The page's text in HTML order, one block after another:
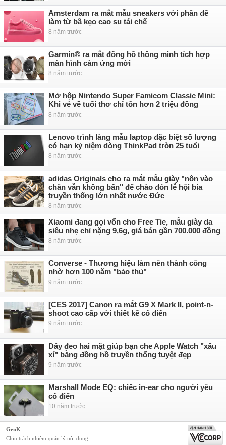
Amsterdam ra mắt mẫu sneakers với phần đế
làm từ bã kẹo cao su tái chế
8 năm trước
Garmin® ra mắt đồng hồ thông minh tích hợp
màn hình cảm ứng mới
8 năm trước
Mở hộp Nintendo Super Famicom Classic Mini:
Khi vé về tuổi thơ chỉ tốn hơn 2 triệu đồng
8 năm trước
Lenovo trình làng mẫu laptop đặc biệt số lượng
có hạn kỷ niệm dòng ThinkPad tròn 25 tuổi
8 năm trước
adidas Originals cho ra mắt mẫu giày "nôn vào
chân vẫn không bẩn" để chào đón lễ hội bia
truyền thống lớn nhất nước Đức
8 năm trước
Xiaomi đang gọi vốn cho Free Tie, mẫu giày da
siêu nhẹ chỉ nặng 9,6g, giá bán gần 700.000 đồng
8 năm trước
Converse - Thương hiệu làm nên thành công
nhờ hơn 100 năm "bảo thủ"
9 năm trước
[CES 2017] Canon ra mắt G9 X Mark II, point-n-
shoot cao cấp với thiết kế cổ điển
9 năm trước
Dây đeo hai mặt giúp bạn che Apple Watch "xấu
xí" bằng đồng hồ truyền thống tuyệt đẹp
9 năm trước
Marshall Mode EQ: chiếc in-ear cho người yêu
cổ điển
10 năm trước
GenK
Chịu trách nhiệm quản lý nội dung: